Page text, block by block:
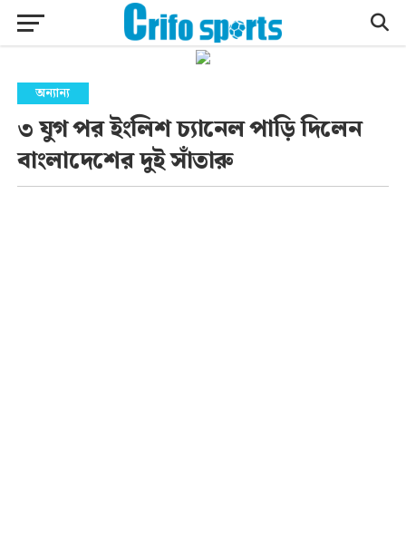
অন্যান্য
৩ যুগ পর ইংলিশ চ্যানেল পাড়ি দিলেন
বাংলাদেশের দুই সাঁতারু